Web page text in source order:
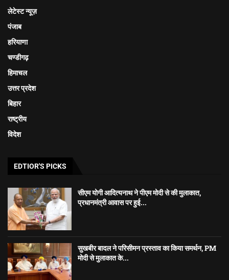
लेटेस्ट न्यूज़
पंजाब
हरियाणा
चण्डीगढ़
हिमाचल
उत्तर प्रदेश
बिहार
राष्ट्रीय
विदेश
EDTIOR'S PICKS
सीएम योगी आदित्यनाथ ने पीएम मोदी से की मुलाकात,
प्रधानमंत्री आवास पर हुई...
सुखबीर बादल ने परिसीमन प्रस्ताव का किया समर्थन, PM
मोदी से मुलाकात के...